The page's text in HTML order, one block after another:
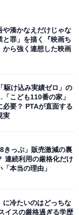
す
の内容をご確認
ング結果を見る
や湊かなえだけじゃな
と罪」を描く『映画ち
から強く連想した映画
駆け込み実績ゼロ」の
こども110番の家」
必要？ PTAが直面する
実
きっぷ」販売激減の裏
連続利用の厳格化だけ
「本当の理由」
に冷たいのはどっちな
イスの厳格過ぎる学歴